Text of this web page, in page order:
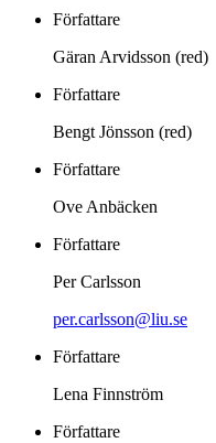
Författare
Gäran Arvidsson (red)
Författare
Bengt Jönsson (red)
Författare
Ove Anbäcken
Författare
Per Carlsson
per.carlsson@liu.se
Författare
Lena Finnström
Författare